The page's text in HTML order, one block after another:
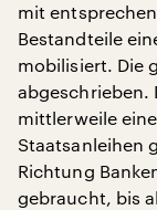
mit
Bestandteile
mobilisiert. Die
abgeschrieben.
mittlerweile
Staatsanleihen
Richtung
gebraucht, bis